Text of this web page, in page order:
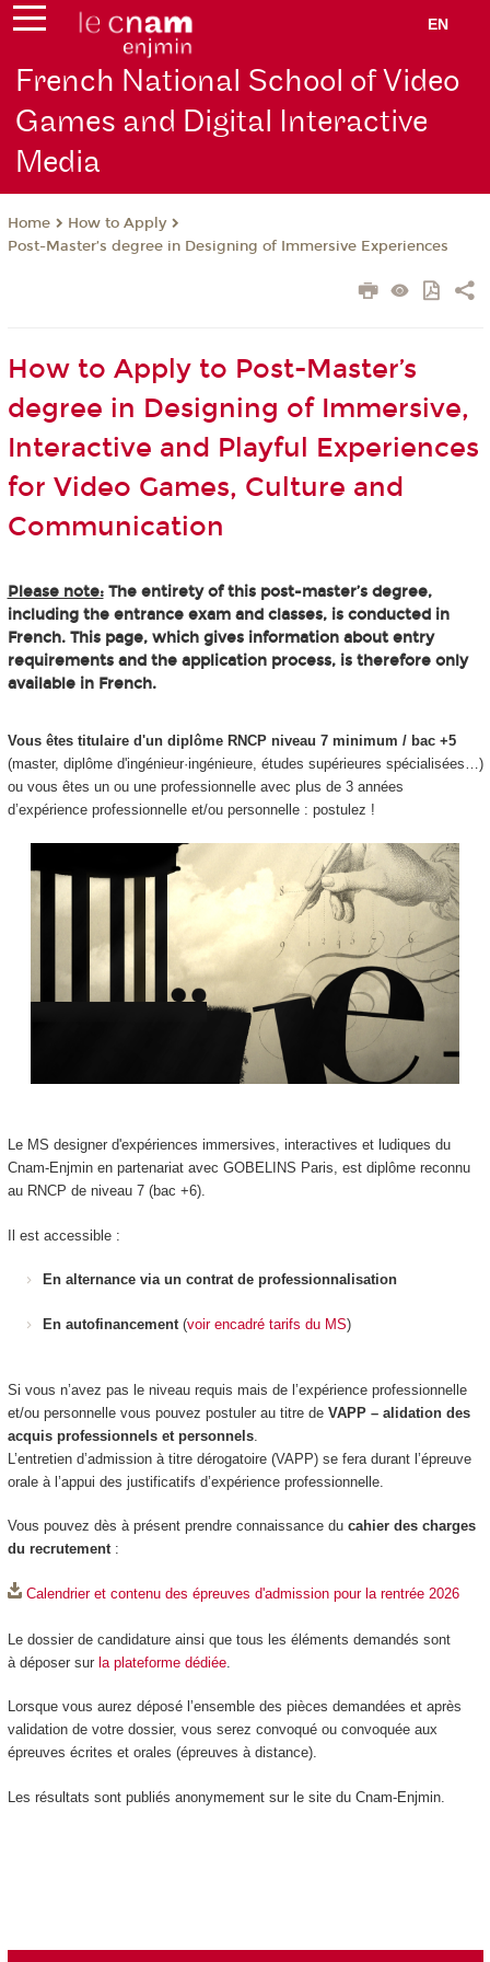
EN
French National School of Video
Games and Digital Interactive
Media
Home
How to Apply
Post-Master’s degree in Designing of Immersive Experiences
How to Apply to Post-Master’s
degree in Designing of Immersive,
Interactive and Playful Experiences
for Video Games, Culture and
Communication
Please note:The entirety of this post-master’s degree,
including the entrance exam and classes, is conducted in
French. This page, which gives information about entry
requirements and the application process, is therefore only
available in French.
Vous êtes titulaire d'un diplôme RNCP niveau 7 minimum / bac +5
(master, diplôme d'ingénieur·ingénieure, études supérieures spécialisées…)
ou vous êtes un ou une professionnelle avec plus de 3 années
d’expérience professionnelle et/ou personnelle : postulez !
Le MS designer d'expériences immersives, interactives et ludiques du
Cnam-Enjmin en partenariat avec GOBELINS Paris, est diplôme reconnu
au RNCP de niveau 7 (bac +6).
Il est accessible :
En alternance via un contrat de professionnalisation
En autofinancement (voir encadré tarifs du MS)
Si vous n’avez pas le niveau requis mais de l’expérience professionnelle
et/ou personnelle vous pouvez postuler au titre de VAPP – alidation des
acquis professionnels et personnels.
L’entretien d’admission à titre dérogatoire (VAPP) se fera durant l’épreuve
orale à l’appui des justificatifs d’expérience professionnelle.
Vous pouvez dès à présent prendre connaissance du cahier des charges
du recrutement:
Calendrier et contenu des épreuves d'admission pour la rentrée 2026
Le dossier de candidature ainsi que tous les éléments demandés sont
à déposer sur la plateforme dédiée.
Lorsque vous aurez déposé l’ensemble des pièces demandées et après
validation de votre dossier, vous serez convoqué ou convoquée aux
épreuves écrites et orales (épreuves à distance).
Les résultats sont publiés anonymement sur le site du Cnam-Enjmin.